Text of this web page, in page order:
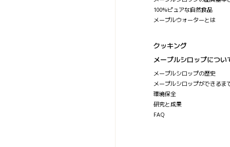
100%ピュアな自然食品
メープルウォーターとは
クッキング
メープルシロップについ
メープルシロップの歴史
メープルシロップができるま
環境保全
研究と成果
FAQ